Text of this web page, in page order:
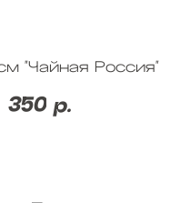
"Чайная Россия"
350 р.